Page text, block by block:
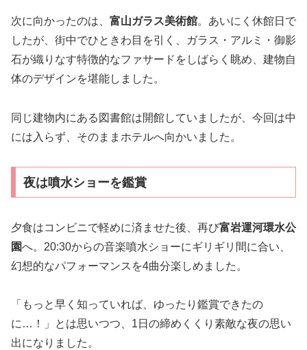
次に向かったのは、 富山ガラス美術館。あいにく休館日で
したが、街中でひときわ目を引く、ガラス・アルミ・御影
石が織りなす特徴的なファサードをしばらく眺め、建物自
体のデザインを堪能しました。
同じ建物内にある図書館は開館していましたが、今回は中
には入らず、そのままホテルへ向かいました。
夜は噴水ショーを鑑賞
夕食はコンビニで軽めに済ませた後、再び富岩運河環水公
園へ。20:30からの音楽噴水ショーにギリギリ間に合い、
幻想的なパフォーマンスを4曲分楽しめました。
「もっと早く知っていれば、ゆったり鑑賞できたの
に…！」とは思いつつ、1日の締めくくり素敵な夜の思い
出になりました。